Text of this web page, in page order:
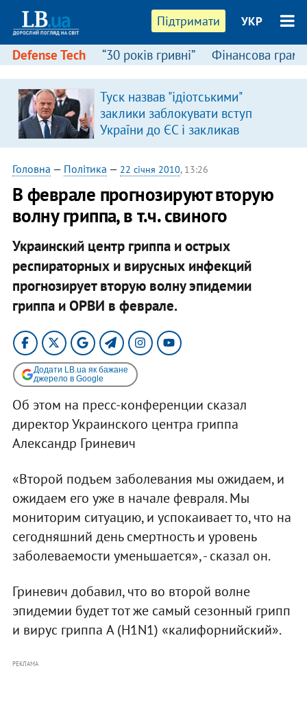
Підтримати УКР
Defense Tech “30 років гривні” Фінансова
Туск назвав "ідіотськими"
заклики заблокувати вступ
України до ЄС і закликав
припинити антиукраїнську
риторику
Головна — Політика — 22 січня 2010, 13:26
В феврале прогнозируют вторую
волну гриппа, в т.ч. свиного
Украинский центр гриппа и острых
респираторных и вирусных инфекций
прогнозирует вторую волну эпидемии
гриппа и ОРВИ в феврале.
Додати LB.ua як бажане
джерело в Google
Об этом на пресс-конференции сказал
директор Украинского центра гриппа
Александр Гриневич
«Второй подъем заболевания мы ожидаем, и
ожидаем его уже в начале февраля. Мы
мониторим ситуацию, и успокаивает то, что на
сегодняшний день смертность и уровень
заболеваемости уменьшается», - сказал он.
Гриневич добавил, что во второй волне
эпидемии будет тот же самый сезонный грипп
и вирус гриппа A (H1N1) «калифорнийский».
РЕКЛАМА